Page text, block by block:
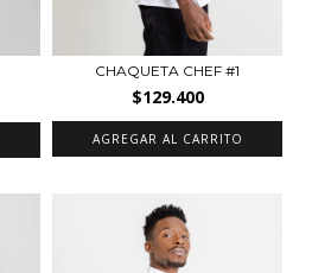
CHAQUETA CHEF #1
$129.400
AGREGAR AL CARRITO